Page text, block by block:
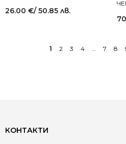
26.00 €/ 50.85 лв.
1 2 3 4 … 7 8
КОНТАКТИ